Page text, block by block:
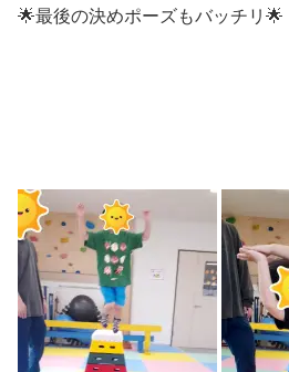
🌟最後の決めポーズもバッチリ🌟